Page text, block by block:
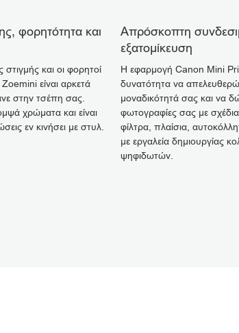
φορητότητα και
και οι φορητοί
είναι αρκετά
στην τσέπη σας.
χρώματα και είναι
εν κινήσει με στυλ.
Απρόσκοπτη
εξατομίκευση
Η εφαρμογή Canon Mini
δυνατότητα να
μοναδικότητά σας και να
φωτογραφίες σας με
φίλτρα, πλαίσια,
με εργαλεία δημιουργίας
ψηφιδωτών.